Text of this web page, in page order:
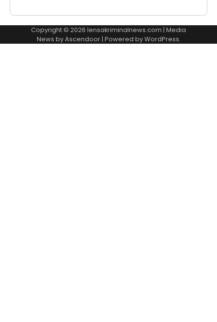
Copyright © 2026 lensakriminalnews.com | Media
News byAscendoor| Powered byWordPress.